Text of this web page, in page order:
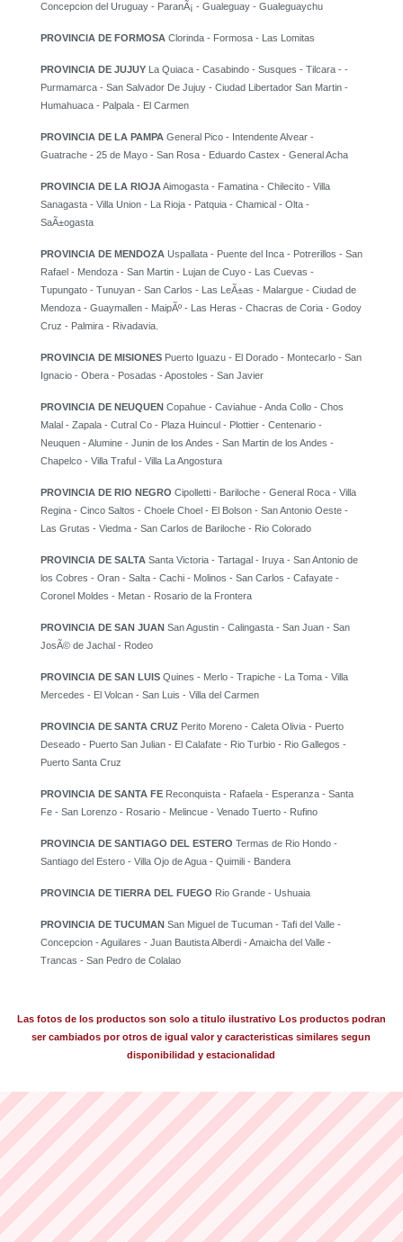
Concepcion del Uruguay - ParanÃ¡ - Gualeguay - Gualeguaychu
PROVINCIA DE FORMOSA Clorinda - Formosa - Las Lomitas
PROVINCIA DE JUJUY La Quiaca - Casabindo - Susques - Tilcara - -
Purmamarca - San Salvador De Jujuy - Ciudad Libertador San Martin -
Humahuaca - Palpala - El Carmen
PROVINCIA DE LA PAMPA General Pico - Intendente Alvear -
Guatrache - 25 de Mayo - San Rosa - Eduardo Castex - General Acha
PROVINCIA DE LA RIOJAAimogasta - Famatina - Chilecito - Villa
Sanagasta - Villa Union - La Rioja - Patquia - Chamical - Olta -
SaÃ±ogasta
PROVINCIA DE MENDOZA Uspallata - Puente del Inca - Potrerillos - San
Rafael - Mendoza - San Martin - Lujan de Cuyo - Las Cuevas -
Tupungato - Tunuyan - San Carlos - Las LeÃ±as - Malargue - Ciudad de
Mendoza - Guaymallen - MaipÃº - Las Heras - Chacras de Coria - Godoy
Cruz - Palmira - Rivadavia.
PROVINCIA DE MISIONES Puerto Iguazu - El Dorado - Montecarlo - San
Ignacio - Obera - Posadas - Apostoles - San Javier
PROVINCIA DE NEUQUEN Copahue - Caviahue - Anda Collo - Chos
Malal - Zapala - Cutral Co - Plaza Huincul - Plottier - Centenario -
Neuquen - Alumine - Junin de los Andes - San Martin de los Andes -
Chapelco - Villa Traful - Villa La Angostura
PROVINCIA DE RIO NEGRO Cipolletti - Bariloche - General Roca - Villa
Regina - Cinco Saltos - Choele Choel - El Bolson - San Antonio Oeste -
Las Grutas - Viedma - San Carlos de Bariloche - Rio Colorado
PROVINCIA DE SALTA Santa Victoria - Tartagal - Iruya - San Antonio de
los Cobres - Oran - Salta - Cachi - Molinos - San Carlos - Cafayate -
Coronel Moldes - Metan - Rosario de la Frontera
PROVINCIA DE SAN JUAN San Agustin - Calingasta - San Juan - San
JosÃ© de Jachal - Rodeo
PROVINCIA DE SAN LUIS Quines - Merlo - Trapiche - La Toma - Villa
Mercedes - El Volcan - San Luis - Villa del Carmen
PROVINCIA DE SANTA CRUZ Perito Moreno - Caleta Olivia - Puerto
Deseado - Puerto San Julian - El Calafate - Rio Turbio - Rio Gallegos -
Puerto Santa Cruz
PROVINCIA DE SANTA FE Reconquista - Rafaela - Esperanza - Santa
Fe - San Lorenzo - Rosario - Melincue - Venado Tuerto - Rufino
PROVINCIA DE SANTIAGO DEL ESTERO Termas de Rio Hondo -
Santiago del Estero - Villa Ojo de Agua - Quimili - Bandera
PROVINCIA DE TIERRA DEL FUEGO Rio Grande - Ushuaia
PROVINCIA DE TUCUMAN San Miguel de Tucuman - Tafi del Valle -
Concepcion - Aguilares - Juan Bautista Alberdi - Amaicha del Valle -
Trancas - San Pedro de Colalao
Las fotos de los productos son solo a titulo ilustrativo Los productos podran
ser cambiados por otros de igual valor y caracteristicas similares segun
disponibilidad y estacionalidad